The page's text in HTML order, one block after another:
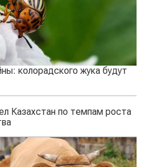
колорадского жука будут
Казахстан по темпам роста